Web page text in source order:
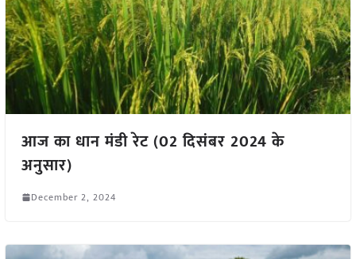
आज का धान मंडी रेट (02 दिसंबर 2024 के
अनुसार)
December 2, 2024